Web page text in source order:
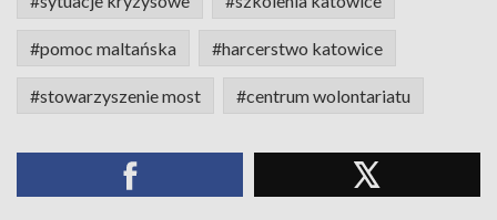
#pomoc maltańska #harcerstwo katowice
#stowarzyszenie most #centrum wolontariatu